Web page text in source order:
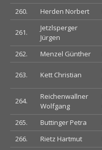
260.
Herden Norbert
261.
Jetzlsperger
Jürgen
262. Menzel Günther
263. Kett Christian
264.
Reichenwallner
Wolfgang
265. Buttinger Petra
266.
Rietz Hartmut